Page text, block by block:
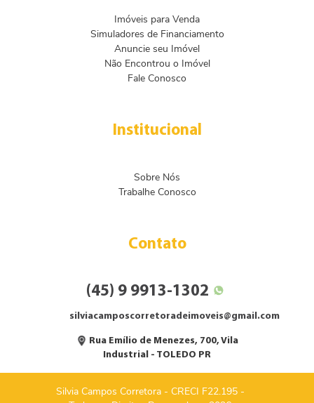
Imóveis para Venda
Simuladores de Financiamento
Anuncie seu Imóvel
Não Encontrou o Imóvel
Fale Conosco
Institucional
Sobre Nós
Trabalhe Conosco
Contato
(45) 9 9913-1302
silviacamposcorretoradeimoveis@gmail.com
Rua Emílio de Menezes, 700, Vila
Industrial - TOLEDO PR
Silvia Campos Corretora - CRECI F22.195 -